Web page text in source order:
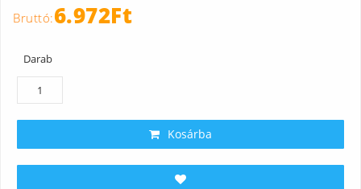
6.972Ft
Darab
Kosárba